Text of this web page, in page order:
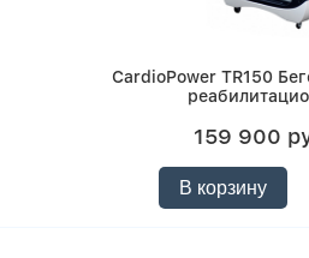
CardioPower TR150
159 900
В корзину